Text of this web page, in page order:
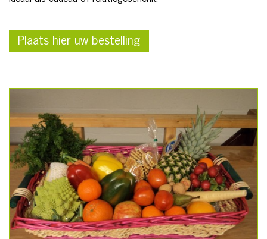
Plaats hier uw bestelling